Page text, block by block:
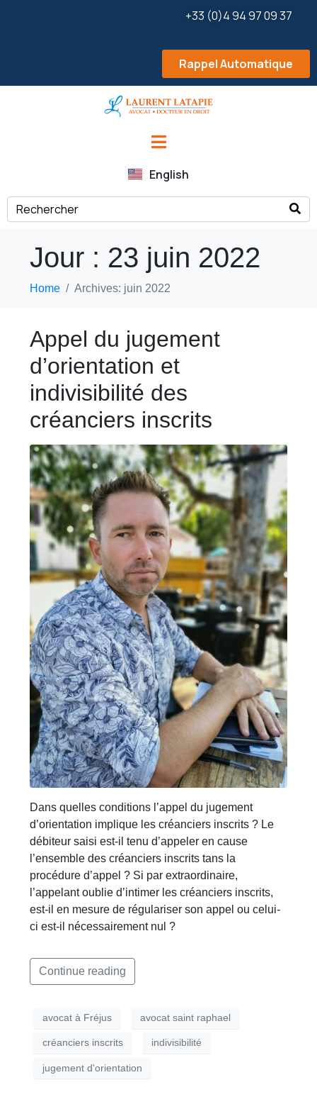
+33 (0)4 94 97 09 37
Rappel Automatique
English
Jour : 23 juin 2022
Home Archives: juin 2022
Appel du jugement
d’orientation et
indivisibilité des
créanciers inscrits
Dans quelles conditions l’appel du jugement
d’orientation implique les créanciers inscrits ? Le
débiteur saisi est-il tenu d’appeler en cause
l’ensemble des créanciers inscrits tans la
procédure d’appel ? Si par extraordinaire,
l’appelant oublie d’intimer les créanciers inscrits,
est-il en mesure de régulariser son appel ou celui-
ci est-il nécessairement nul ?
Continue reading
avocat à Fréjus avocat saint raphael
créanciers inscrits indivisibilité
jugement d'orientation